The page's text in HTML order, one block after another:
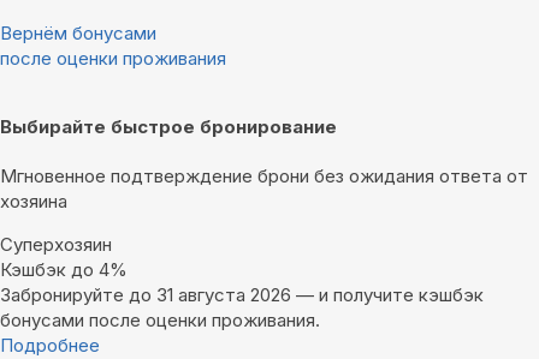
Вернём бонусами
после оценки проживания
Выбирайте быстрое бронирование
Мгновенное подтверждение брони без ожидания ответа от
хозяина
Суперхозяин
Кэшбэк до 4%
Забронируйте до 31 августа 2026 — и получите кэшбэк
бонусами после оценки проживания.
Подробнее